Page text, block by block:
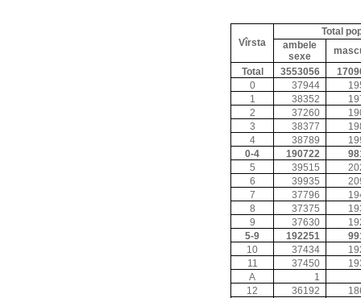
Vîrsta
Total
ambele
sexe
Total
3553056
0
37944
1
38352
2
37260
3
38377
4
38789
0-4
190722
5
39515
6
39935
7
37796
8
37375
9
37630
5-9
192251
10
37434
11
37450
A
1
12
36192